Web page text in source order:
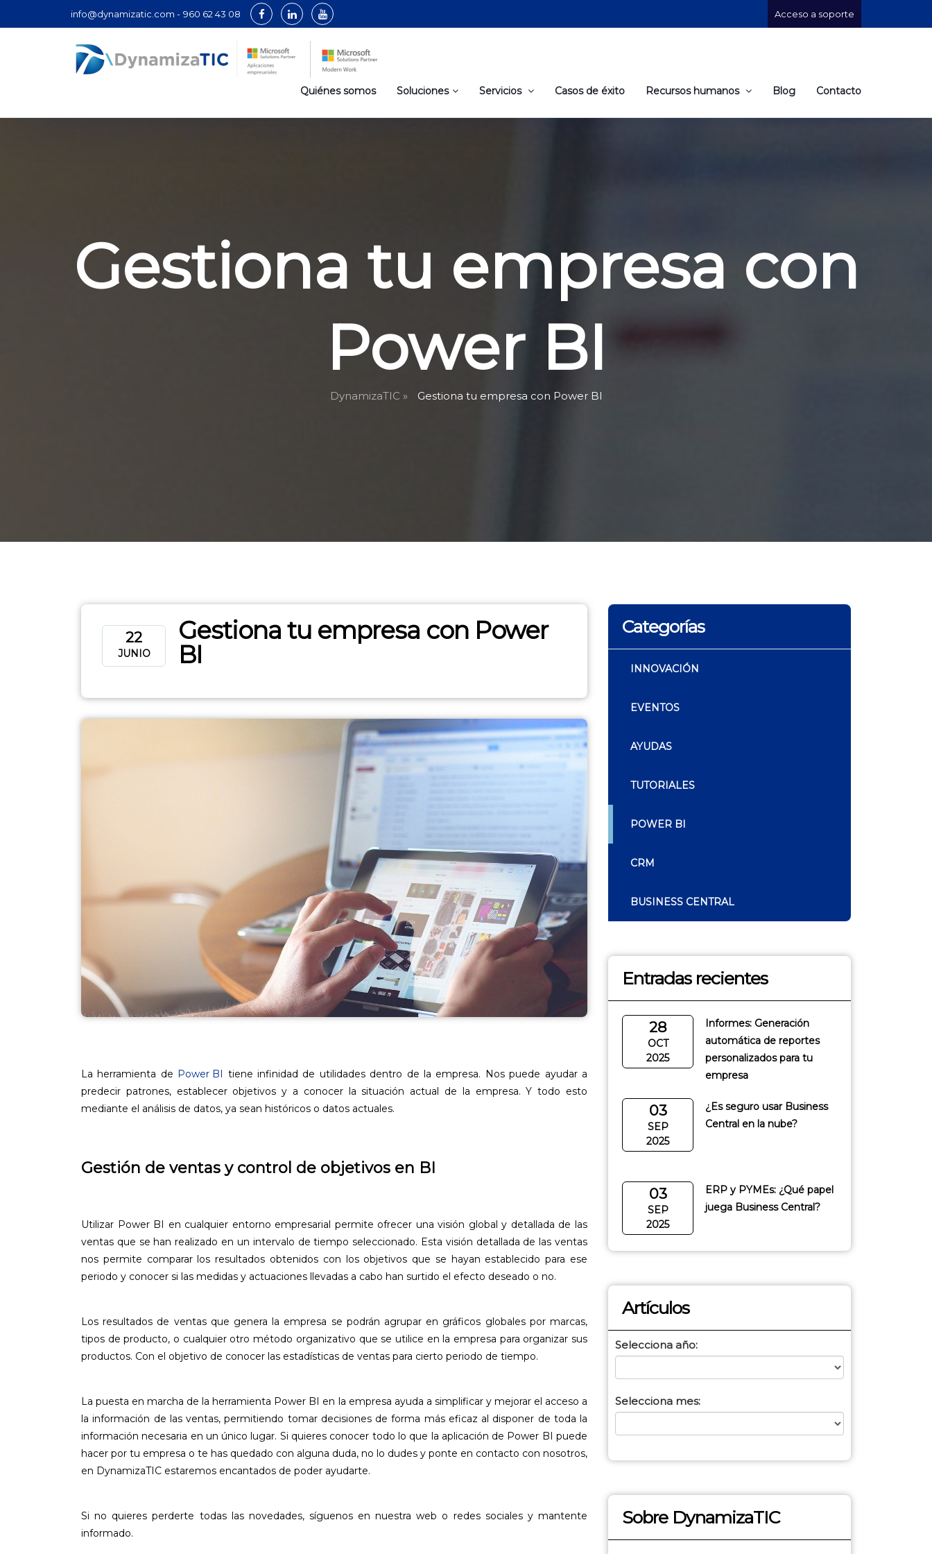
info@dynamizatic.com - 960 62 43 08 Acceso a soporte
Quiénes somos Soluciones Servicios Casos de éxito Recursos humanos Blog Contacto
Gestiona tu empresa con
Power BI
DynamizaTIC » Gestiona tu empresa con Power BI
22
JUNIO
Gestiona tu empresa con Power
BI
La herramienta de Power BI tiene infinidad de utilidades dentro de la empresa. Nos puede ayudar a
predecir patrones, establecer objetivos y a conocer la situación actual de la empresa. Y todo esto
mediante el análisis de datos, ya sean históricos o datos actuales.
Gestión de ventas y control de objetivos en BI
Utilizar Power BI en cualquier entorno empresarial permite ofrecer una visión global y detallada de las
ventas que se han realizado en un intervalo de tiempo seleccionado. Esta visión detallada de las ventas
nos permite comparar los resultados obtenidos con los objetivos que se hayan establecido para ese
periodo y conocer si las medidas y actuaciones llevadas a cabo han surtido el efecto deseado o no.
Los resultados de ventas que genera la empresa se podrán agrupar en gráficos globales por marcas,
tipos de producto, o cualquier otro método organizativo que se utilice en la empresa para organizar sus
productos. Con el objetivo de conocer las estadísticas de ventas para cierto periodo de tiempo.
La puesta en marcha de la herramienta Power BI en la empresa ayuda a simplificar y mejorar el acceso a
la información de las ventas, permitiendo tomar decisiones de forma más eficaz al disponer de toda la
información necesaria en un único lugar. Si quieres conocer todo lo que la aplicación de Power BI puede
hacer por tu empresa o te has quedado con alguna duda, no lo dudes y ponte en contacto con nosotros,
en DynamizaTIC estaremos encantados de poder ayudarte.
Si no quieres perderte todas las novedades, síguenos en nuestra web o redes sociales y mantente
informado.
Categorías
INNOVACIÓN
EVENTOS
AYUDAS
TUTORIALES
POWER BI
CRM
BUSINESS CENTRAL
Entradas recientes
28
OCT
2025
Informes: Generación
automática de reportes
personalizados para tu
empresa
03
SEP
2025
¿Es seguro usar Business
Central en la nube?
03
SEP
2025
ERP y PYMEs: ¿Qué papel
juega Business Central?
Artículos
Selecciona año:
Selecciona mes:
Sobre DynamizaTIC